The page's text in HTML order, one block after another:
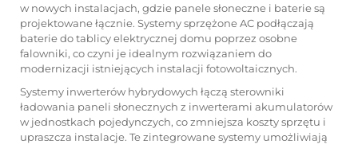
w nowych instalacjach, gdzie panele słoneczne i baterie są
projektowane łącznie. Systemy sprzężone AC podłączają
baterie do tablicy elektrycznej domu poprzez osobne
falowniki, co czyni je idealnym rozwiązaniem do
modernizacji istniejących instalacji fotowoltaicznych.
Systemy inwerterów hybrydowych łączą sterowniki
ładowania paneli słonecznych z inwerterami akumulatorów
w jednostkach pojedynczych, co zmniejsza koszty sprzętu i
upraszcza instalacje. Te zintegrowane systemy umożliwiają